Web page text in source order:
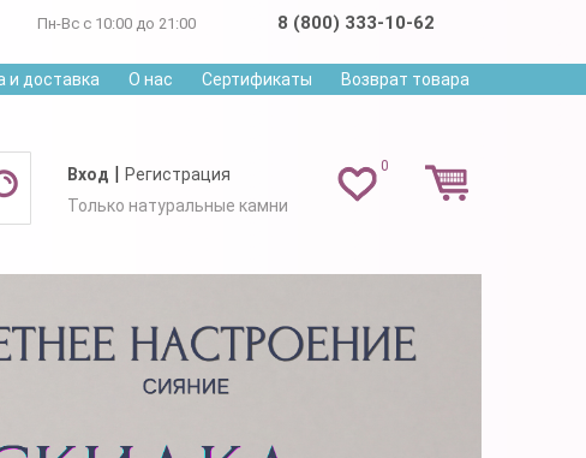
Пн-Вс с 10:00 до 21:00 8 (800) 333-10-62
и доставка О нас Сертификаты Возврат товара
0
Вход | Регистрация
Только натуральные камни